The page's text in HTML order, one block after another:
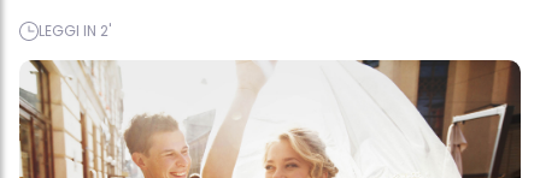
LEGGI IN 2'